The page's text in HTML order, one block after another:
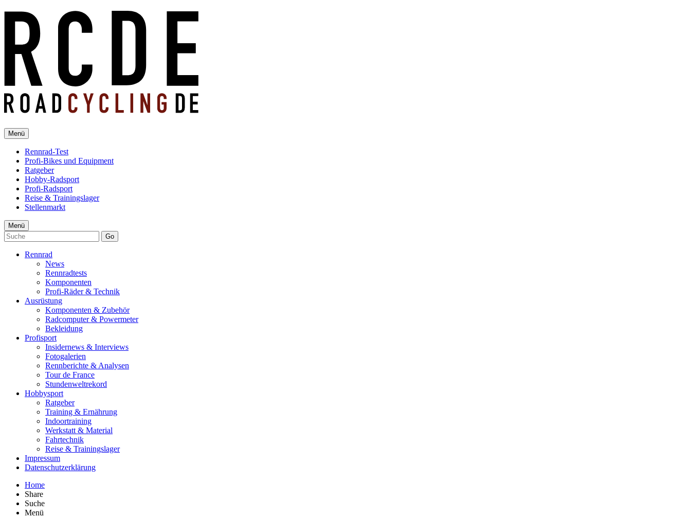
Menü
Rennrad-Test
Profi-Bikes und Equipment
Ratgeber
Hobby-Radsport
Profi-Radsport
Reise & Trainingslager
Stellenmarkt
Menü
Go
Rennrad
News
Rennradtests
Komponenten
Profi-Räder & Technik
Ausrüstung
Komponenten & Zubehör
Radcomputer & Powermeter
Bekleidung
Profisport
Insidernews & Interviews
Fotogalerien
Rennberichte & Analysen
Tour de France
Stundenweltrekord
Hobbysport
Ratgeber
Training & Ernährung
Indoortraining
Werkstatt & Material
Fahrtechnik
Reise & Trainingslager
Impressum
Datenschutzerklärung
Home
Share
Suche
Menü